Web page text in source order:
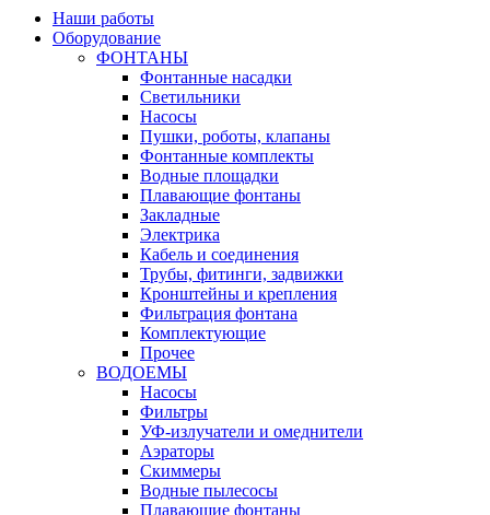
Наши работы
Оборудование
ФОНТАНЫ
Фонтанные насадки
Cветильники
Насосы
Пушки, роботы, клапаны
Фонтанные комплекты
Водные площадки
Плавающие фонтаны
Закладные
Электрика
Кабель и соединения
Трубы, фитинги, задвижки
Кронштейны и крепления
Фильтрация фонтана
Комплектующие
Прочее
ВОДОЕМЫ
Насосы
Фильтры
УФ-излучатели и омеднители
Аэраторы
Cкиммеры
Водные пылесосы
Плавающие фонтаны